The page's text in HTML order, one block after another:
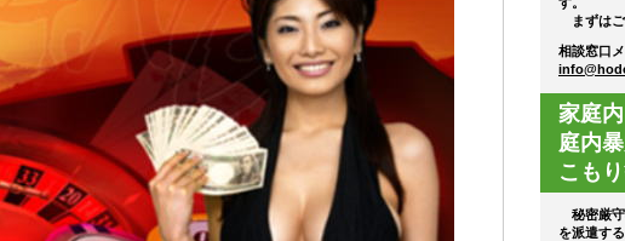
す。
まずはご
相談窓口
家庭
庭内
こも
秘密厳守
を派遣す